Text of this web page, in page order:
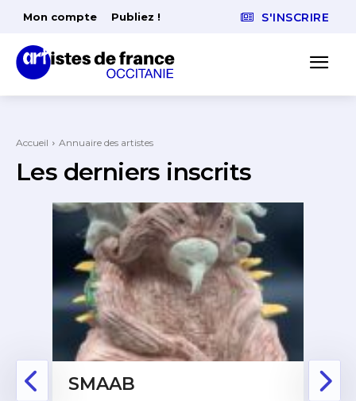
Mon compte Publiez ! S'INSCRIRE
Accueil Annuaire des artistes
Les derniers inscrits
SMAAB